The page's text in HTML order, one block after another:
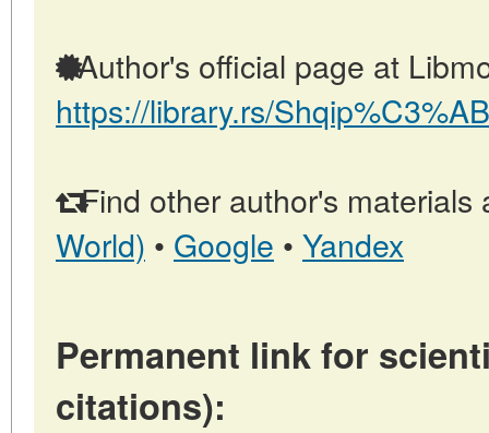
Author's official page at
https://library.rs/
Find other author's materials
World) • Google • Yandex
Permanent link for
citations):